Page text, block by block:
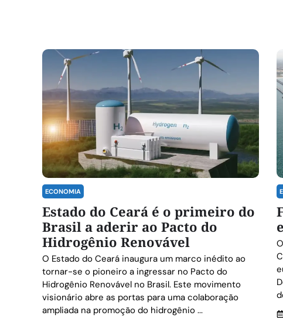
ECONOMIA
Estado do Ceará é o primeiro do
Brasil a aderir ao Pacto do
Hidrogênio Renovável
O Estado do Ceará inaugura um marco inédito ao
tornar-se o pioneiro a ingressar no Pacto do
Hidrogênio Renovável no Brasil. Este movimento
visionário abre as portas para uma colaboração
ampliada na promoção do hidrogênio ...